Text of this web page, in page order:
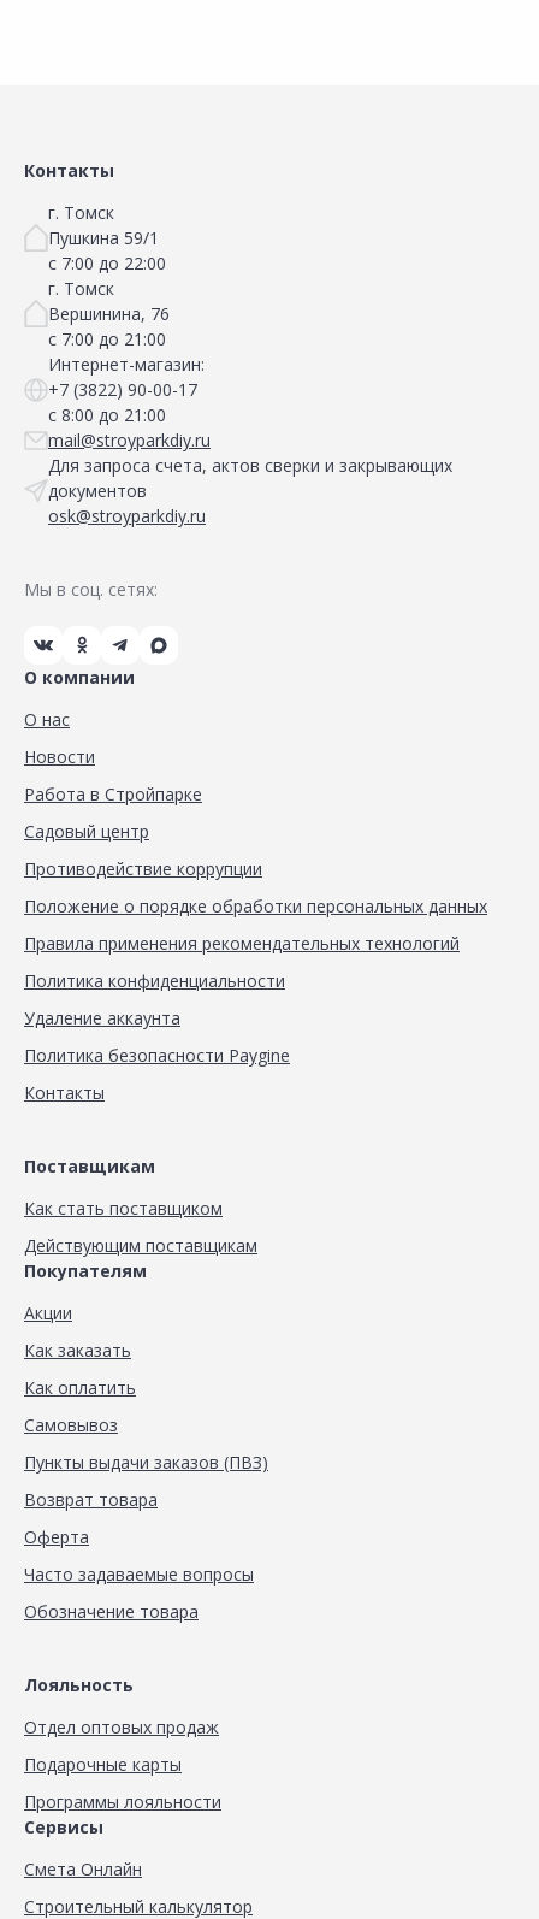
Контакты
г. Томск
Пушкина 59/1
с 7:00 до 22:00
г. Томск
Вершинина, 76
с 7:00 до 21:00
Интернет-магазин:
+7 (3822) 90-00-17
с 8:00 до 21:00
mail@stroyparkdiy.ru
Для запроса счета, актов сверки и закрывающих
документов
osk@stroyparkdiy.ru
Мы в соц. сетях:
О компании
О нас
Новости
Работа в Стройпарке
Садовый центр
Противодействие коррупции
Положение о порядке обработки персональных данных
Правила применения рекомендательных технологий
Политика конфиденциальности
Удаление аккаунта
Политика безопасности Paygine
Контакты
Поставщикам
Как стать поставщиком
Действующим поставщикам
Покупателям
Акции
Как заказать
Как оплатить
Самовывоз
Пункты выдачи заказов (ПВЗ)
Возврат товара
Оферта
Часто задаваемые вопросы
Обозначение товара
Лояльность
Отдел оптовых продаж
Подарочные карты
Программы лояльности
Сервисы
Смета Онлайн
Строительный калькулятор